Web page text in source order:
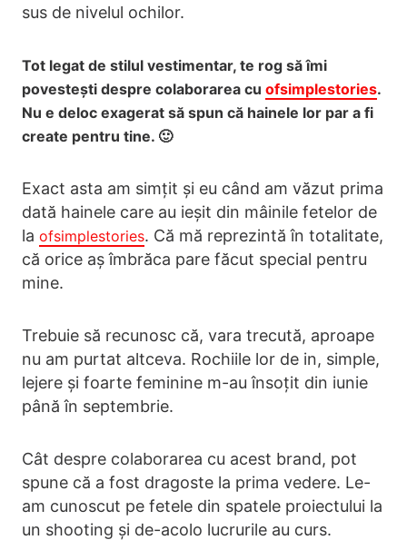
sus de nivelul ochilor.
Tot legat de stilul vestimentar, te rog să îmi
povestești despre colaborarea cu ofsimplestories.
Nu e deloc exagerat să spun că hainele lor par a fi
create pentru tine. 🙂
Exact asta am simțit și eu când am văzut prima
dată hainele care au ieșit din mâinile fetelor de
la ofsimplestories. Că mă reprezintă în totalitate,
că orice aș îmbrăca pare făcut special pentru
mine.
Trebuie să recunosc că, vara trecută, aproape
nu am purtat altceva. Rochiile lor de in, simple,
lejere și foarte feminine m-au însoțit din iunie
până în septembrie.
Cât despre colaborarea cu acest brand, pot
spune că a fost dragoste la prima vedere. Le-
am cunoscut pe fetele din spatele proiectului la
un shooting și de-acolo lucrurile au curs.